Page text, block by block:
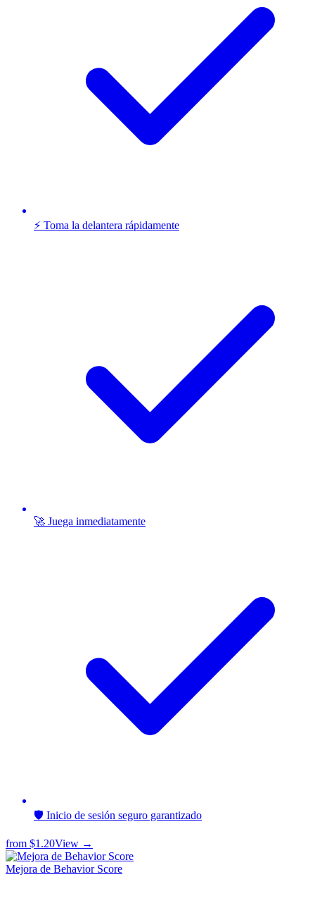
⚡ Toma la delantera rápidamente
🚀 Juega inmediatamente
🛡️ Inicio de sesión seguro garantizado
from $1.20View →
Mejora de Behavior Score